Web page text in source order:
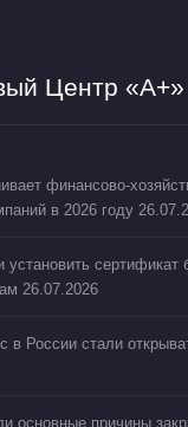
Центр «А+»
финансово-
в 2026 году
установить сертификат
26.07.2026
в России стали
основные причины